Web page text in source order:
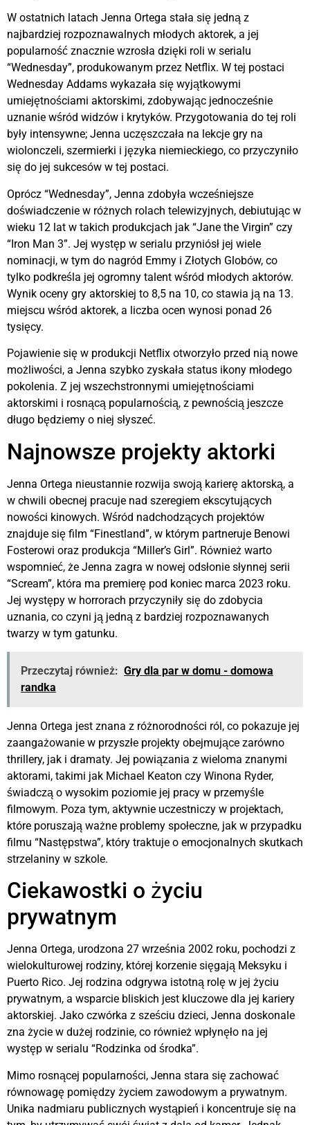
W ostatnich latach Jenna Ortega stała się jedną z
najbardziej rozpoznawalnych młodych aktorek, a jej
popularność znacznie wzrosła dzięki roli w serialu
“Wednesday”, produkowanym przez Netflix. W tej postaci
Wednesday Addams wykazała się wyjątkowymi
umiejętnościami aktorskimi, zdobywając jednocześnie
uznanie wśród widzów i krytyków. Przygotowania do tej roli
były intensywne; Jenna uczęszczała na lekcje gry na
wiolonczeli, szermierki i języka niemieckiego, co przyczyniło
się do jej sukcesów w tej postaci.
Oprócz “Wednesday”, Jenna zdobyła wcześniejsze
doświadczenie w różnych rolach telewizyjnych, debiutując w
wieku 12 lat w takich produkcjach jak “Jane the Virgin” czy
“Iron Man 3”. Jej występ w serialu przyniósł jej wiele
nominacji, w tym do nagród Emmy i Złotych Globów, co
tylko podkreśla jej ogromny talent wśród młodych aktorów.
Wynik oceny gry aktorskiej to 8,5 na 10, co stawia ją na 13.
miejscu wśród aktorek, a liczba ocen wynosi ponad 26
tysięcy.
Pojawienie się w produkcji Netflix otworzyło przed nią nowe
możliwości, a Jenna szybko zyskała status ikony młodego
pokolenia. Z jej wszechstronnymi umiejętnościami
aktorskimi i rosnącą popularnością, z pewnością jeszcze
długo będziemy o niej słyszeć.
Najnowsze projekty aktorki
Jenna Ortega nieustannie rozwija swoją karierę aktorską, a
w chwili obecnej pracuje nad szeregiem ekscytujących
nowości kinowych. Wśród nadchodzących projektów
znajduje się film “Finestland”, w którym partneruje Benowi
Fosterowi oraz produkcja “Miller’s Girl”. Również warto
wspomnieć, że Jenna zagra w nowej odsłonie słynnej serii
“Scream”, która ma premierę pod koniec marca 2023 roku.
Jej występy w horrorach przyczyniły się do zdobycia
uznania, co czyni ją jedną z bardziej rozpoznawanych
twarzy w tym gatunku.
Przeczytaj również: Gry dla par w domu - domowa
randka
Jenna Ortega jest znana z różnorodności ról, co pokazuje jej
zaangażowanie w przyszłe projekty obejmujące zarówno
thrillery, jak i dramaty. Jej powiązania z wieloma znanymi
aktorami, takimi jak Michael Keaton czy Winona Ryder,
świadczą o wysokim poziomie jej pracy w przemyśle
filmowym. Poza tym, aktywnie uczestniczy w projektach,
które poruszają ważne problemy społeczne, jak w przypadku
filmu “Następstwa”, który traktuje o emocjonalnych skutkach
strzelaniny w szkole.
Ciekawostki o życiu
prywatnym
Jenna Ortega, urodzona 27 września 2002 roku, pochodzi z
wielokulturowej rodziny, której korzenie sięgają Meksyku i
Puerto Rico. Jej rodzina odgrywa istotną rolę w jej życiu
prywatnym, a wsparcie bliskich jest kluczowe dla jej kariery
aktorskiej. Jako czwórka z sześciu dzieci, Jenna doskonale
zna życie w dużej rodzinie, co również wpłynęło na jej
występ w serialu “Rodzinka od środka”.
Mimo rosnącej popularności, Jenna stara się zachować
równowagę pomiędzy życiem zawodowym a prywatnym.
Unika nadmiaru publicznych wystąpień i koncentruje się na